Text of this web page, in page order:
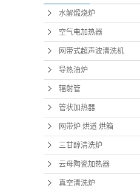
水解煅烧炉
空气电加热器
网带式超声波清洗机
导热油炉
辐射管
管状加热器
网带炉 烘道 烘箱
三甘醇清洗炉
云母陶瓷加热器
真空清洗炉